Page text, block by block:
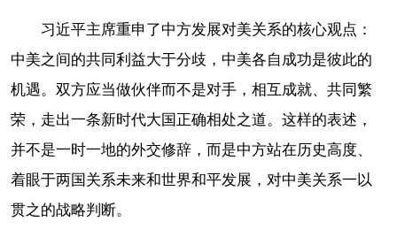
习近平主席重申了中方发展对美关系的核心观点：
中美之间的共同利益大于分歧，中美各自成功是彼此的
机遇。双方应当做伙伴而不是对手，相互成就、共同繁
荣，走出一条新时代大国正确相处之道。这样的表述，
并不是一时一地的外交修辞，而是中方站在历史高度、
着眼于两国关系未来和世界和平发展，对中美关系一以
贯之的战略判断。